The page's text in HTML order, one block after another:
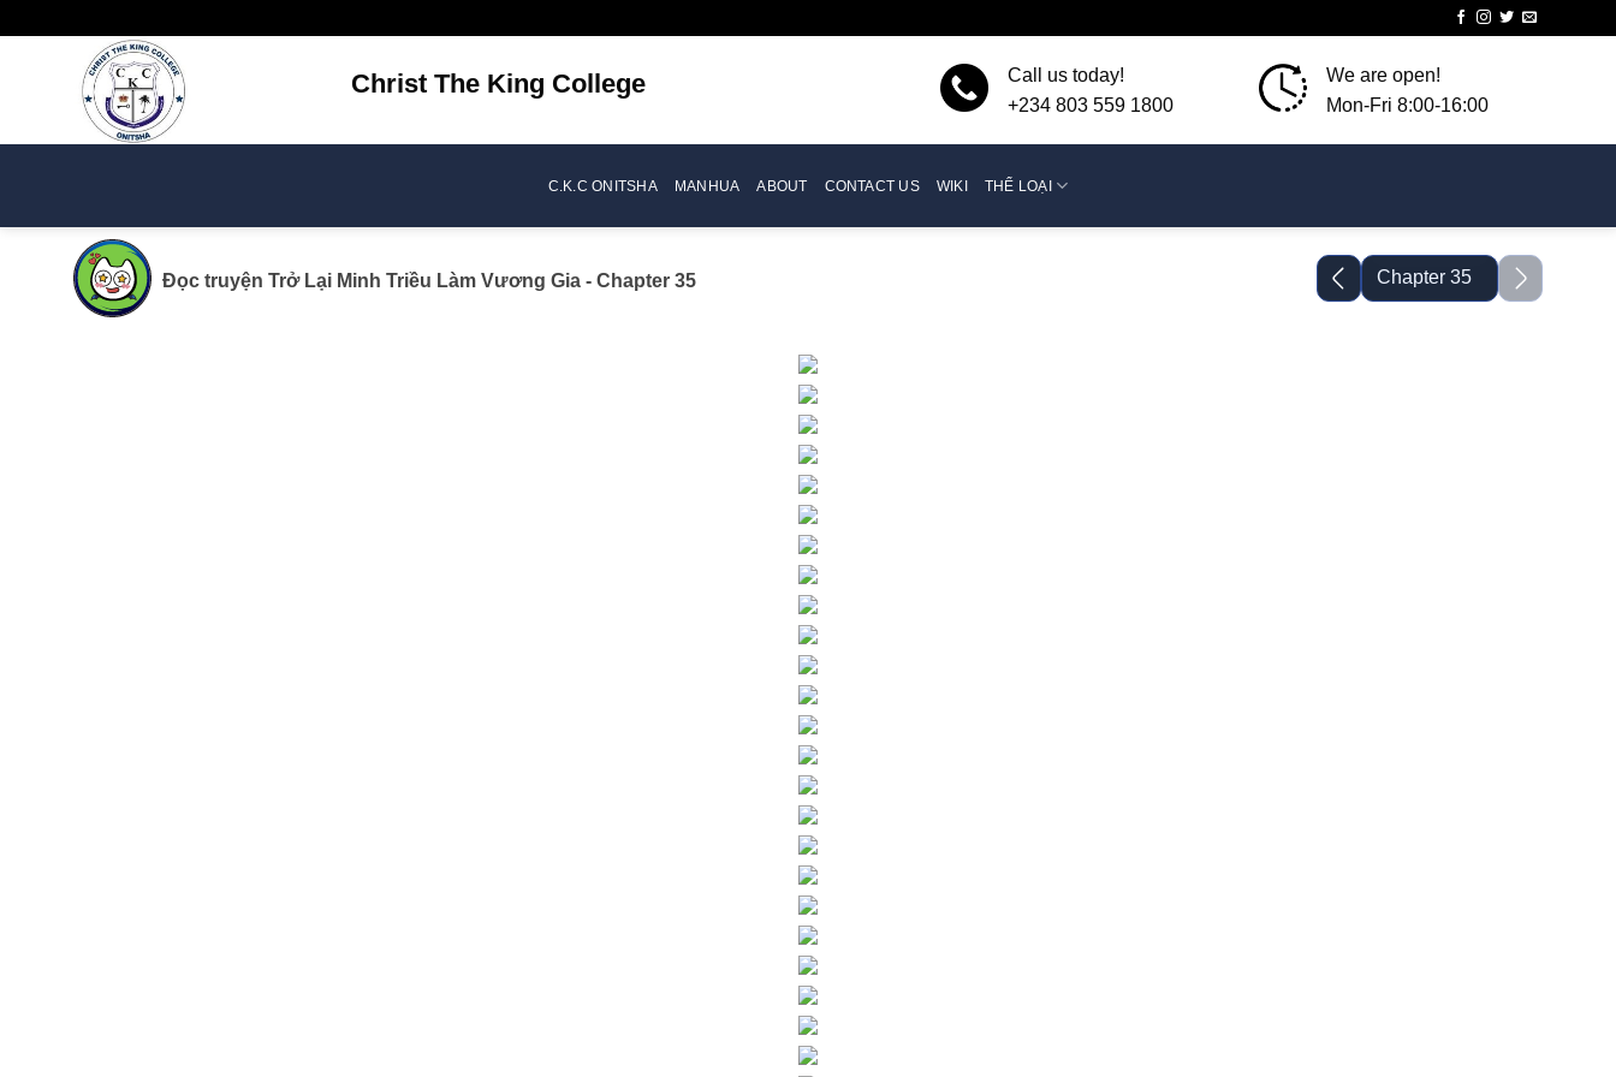
Christ The King College
Call us today!
+234 803 559 1800
We are open!
Mon-Fri 8:00-16:00
C.K.C ONITSHA MANHUA ABOUT CONTACT US WIKI THỂ LOẠI
Đọc truyện Trở Lại Minh Triều Làm Vương Gia- Chapter 35